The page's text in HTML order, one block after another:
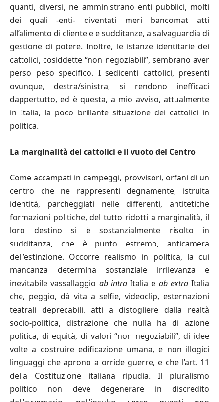
quanti, diversi, ne amministrano enti pubblici, molti
dei quali -enti- diventati meri bancomat atti
all’alimento di clientele e sudditanze, a salvaguardia di
gestione di potere. Inoltre, le istanze identitarie dei
cattolici, cosiddette “non negoziabili”, sembrano aver
perso peso specifico. I sedicenti cattolici, presenti
ovunque, destra/sinistra, si rendono inefficaci
dappertutto, ed è questa, a mio avviso, attualmente
in Italia, la poco brillante situazione dei cattolici in
politica.
La marginalità dei cattolici e il vuoto del Centro
Come accampati in campeggi, provvisori, orfani di un
centro che ne rappresenti degnamente, istruita
identità, parcheggiati nelle differenti, antitetiche
formazioni politiche, del tutto ridotti a marginalità, il
loro destino si è sostanzialmente risolto in
sudditanza, che è punto estremo, anticamera
dell’estinzione. Occorre realismo in politica, la cui
mancanza determina sostanziale irrilevanza e
inevitabile vassallaggio ab intraItalia e ab extraItalia
che, peggio, dà vita a selfie, videoclip, esternazioni
teatrali deprecabili, atti a distogliere dalla realtà
socio-politica, distrazione che nulla ha di azione
politica, di equità, di valori “non negoziabili”, di idee
volte a costruire edificazione umana, e non illogici
linguaggi che aprono a orride guerre, e che l’art. 11
della Costituzione italiana ripudia. Il pluralismo
politico non deve degenerare in discredito